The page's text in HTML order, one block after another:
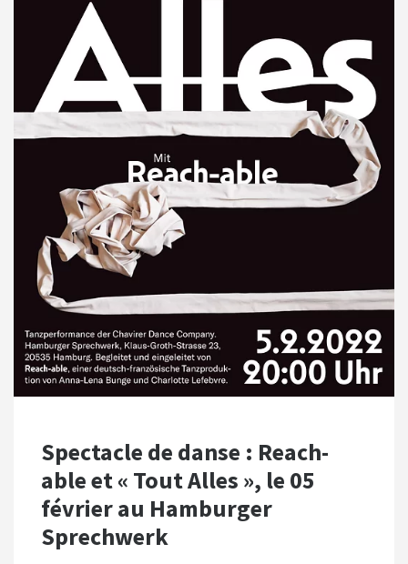
Spectacle de danse : Reach-
able et « Tout Alles », le 05
février au Hamburger
Sprechwerk